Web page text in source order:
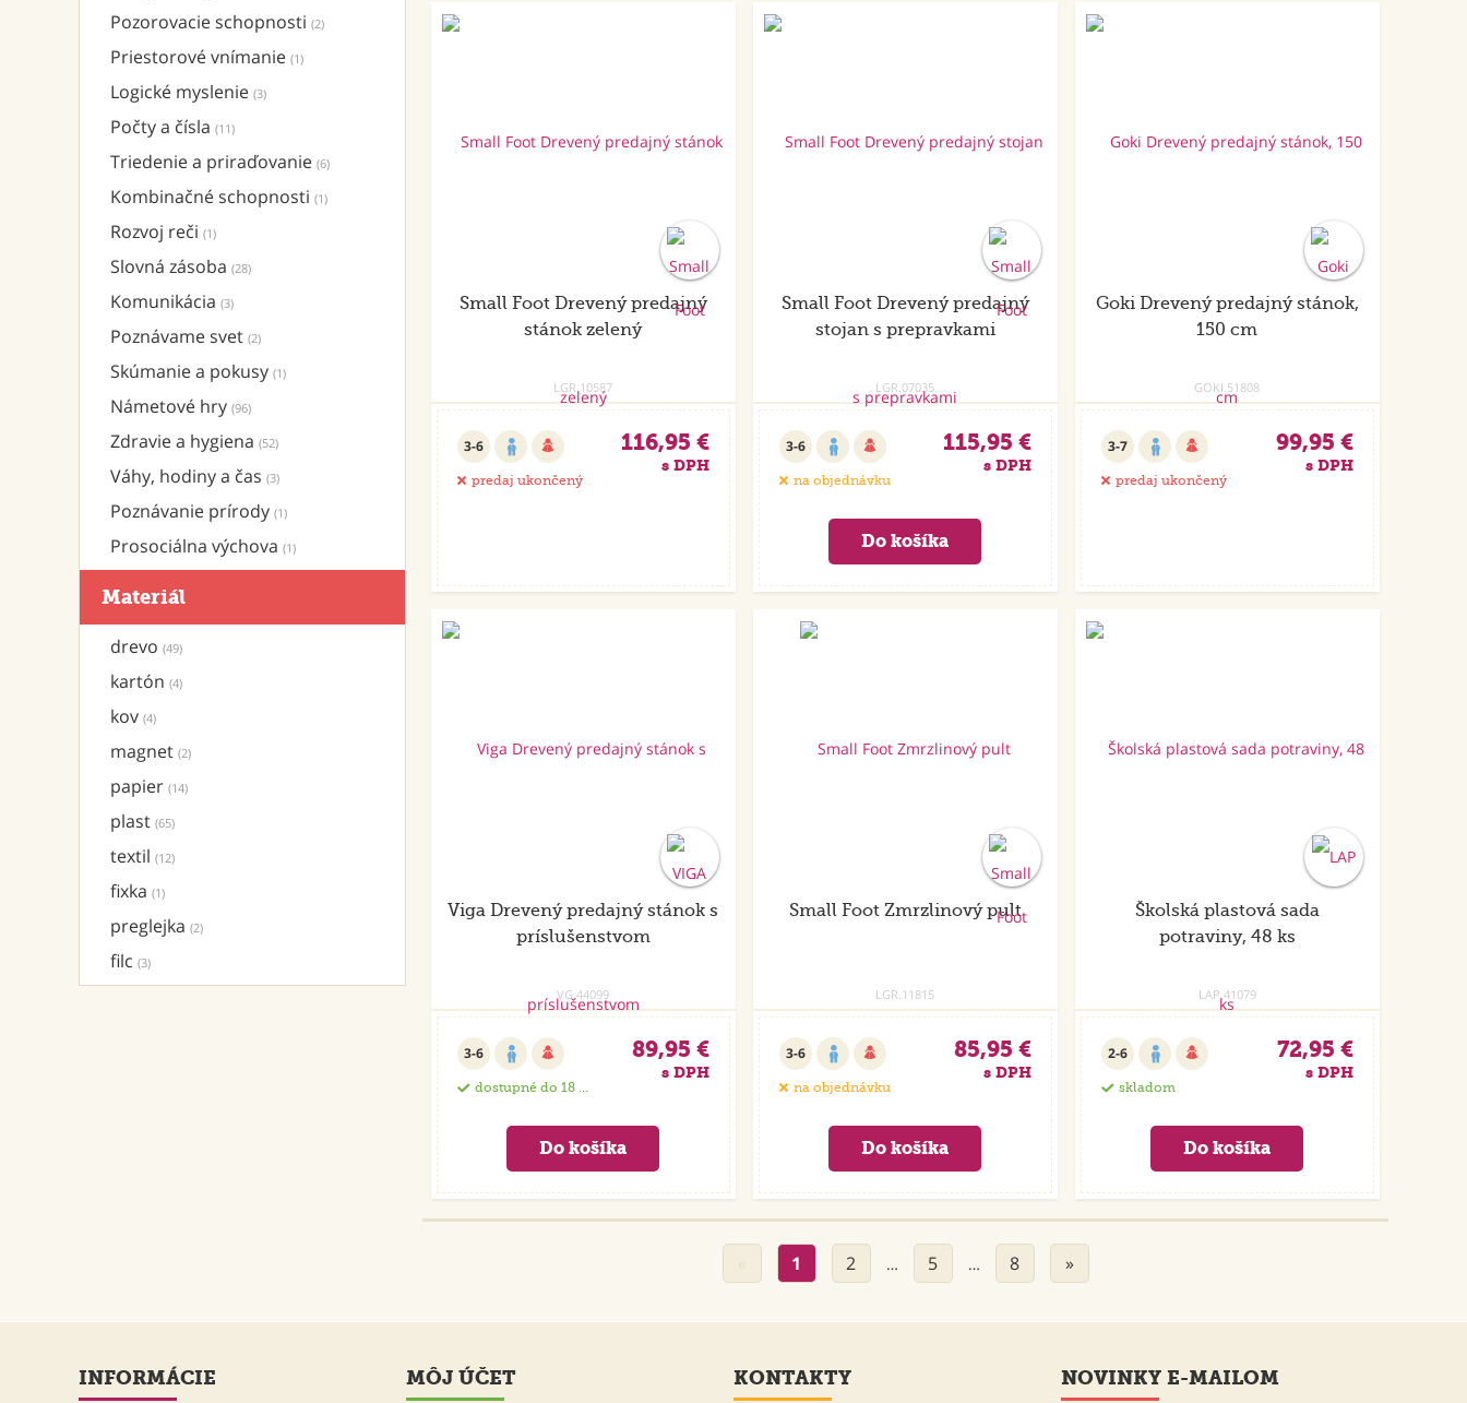
Pozorovacie schopnosti (2)
Priestorové vnímanie (1)
Logické myslenie (3)
Počty a čísla (11)
Triedenie a priraďovanie (6)
Kombinačné schopnosti (1)
Rozvoj reči (1)
Slovná zásoba (28)
Komunikácia (3)
Poznávame svet (2)
Skúmanie a pokusy (1)
Námetové hry (96)
Zdravie a hygiena (52)
Váhy, hodiny a čas (3)
Poznávanie prírody (1)
Prosociálna výchova (1)
Materiál
drevo (49)
kartón (4)
kov (4)
magnet (2)
papier (14)
plast (65)
textil (12)
fixka (1)
preglejka (2)
filc (3)
Small Foot Drevený predajný
stánok zelený
LGR.10587
3-6
predaj ukončený
116,95 €
s DPH
Small Foot Drevený predajný
stojan s prepravkami
LGR.07035
3-6
na objednávku
115,95 €
s DPH
Goki Drevený predajný stánok,
150 cm
GOKI.51808
3-7
predaj ukončený
99,95 €
s DPH
Viga Drevený predajný stánok s
príslušenstvom
VG.44099
3-6
dostupné do 18 dní
89,95 €
s DPH
Small Foot Zmrzlinový pult
LGR.11815
3-6
na objednávku
85,95 €
s DPH
Školská plastová sada
potraviny, 48 ks
LAP.41079
2-6
skladom
72,95 €
s DPH
1 2 … 5 … 8 »
INFORMÁCIE MÔJ ÚČET KONTAKTY NOVINKY E-MAILOM